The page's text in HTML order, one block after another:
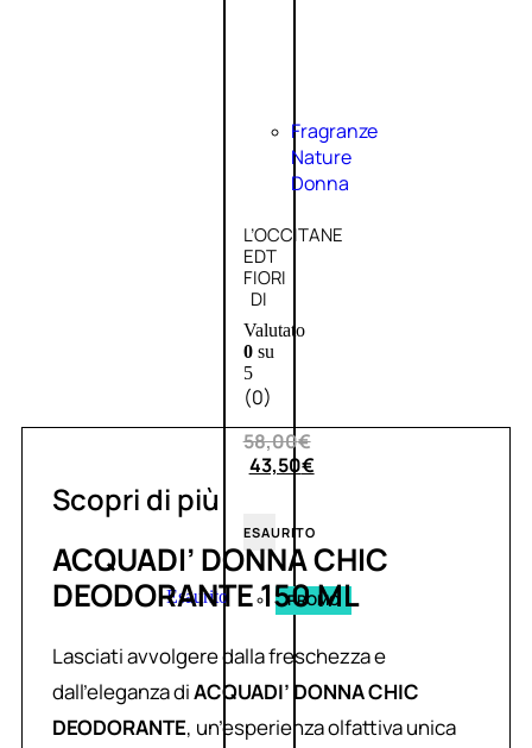
Fragranze
Nature
Donna
L’OCCITANE
EDT
FIORI
DI
Valutato
0su
5
(0)
58,00€
43,50€
ESAURITO
Esaurito PROMO
Scopri di più
ACQUADI’ DONNA CHIC
DEODORANTE 150 ML
Lasciati avvolgere dalla freschezza e
dall’eleganza diACQUADI’ DONNA CHIC
DEODORANTE, un’esperienza olfattiva unica